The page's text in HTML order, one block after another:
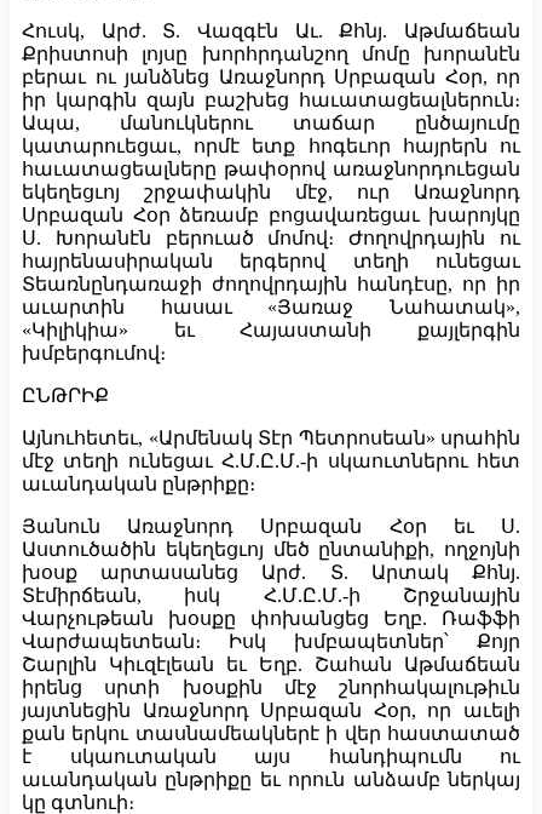
Հուսկ, Արժ. Տ. Վազգէն Աւ. Քհնյ. Աթմաճեան
Քրիստոսի լոյսը խորհրդանշող մոմը խորանէն
բերաւ ու յանձնեց Առաջնորդ Սրբազան Հօր, որ
իր կարգին զայն բաշխեց հաւատացեալներուն։
Ապա, մանուկներու տաճար ընծայումը
կատարուեցաւ, որմէ ետք հոգեւոր հայրերն ու
հաւատացեալները թափօրով առաջնորդուեցան
եկեղեցւոյ շրջափակին մէջ, ուր Առաջնորդ
Սրբազան Հօր ձեռամբ բոցավառեցաւ խարոյկը
Ս. Խորանէն բերուած մոմով։ Ժողովրդային ու
հայրենասիրական երգերով տեղի ունեցաւ
Տեառնընդառաջի ժողովրդային հանդէսը, որ իր
աւարտին հասաւ «Յառաջ Նահատակ»,
«Կիլիկիա» եւ Հայաստանի քայլերգին
խմբերգումով։
ԸՆԹՐԻՔ
Այնուհետեւ, «Արմենակ Տէր Պետրոսեան» սրահին
մէջ տեղի ունեցաւ Հ.Մ.Ը.Մ.-ի սկաուտներու հետ
աւանդական ընթրիքը։
Յանուն Առաջնորդ Սրբազան Հօր եւ Ս.
Աստուծածին եկեղեցւոյ մեծ ընտանիքի, ողջոյնի
խօսք արտասանեց Արժ. Տ. Արտակ Քհնյ.
Տէմիրճեան, իսկ Հ.Մ.Ը.Մ.-ի Շրջանային
Վարչութեան խօսքը փոխանցեց Եղբ. Ռաֆֆի
Վարժապետեան։ Իսկ խմբապետներ՝ Քոյր
Շարլին Կիւզէլեան եւ Եղբ. Շահան Աթմաճեան
իրենց սրտի խօսքին մէջ շնորհակալութիւն
յայտնեցին Առաջնորդ Սրբազան Հօր, որ աւելի
քան երկու տասնամեակներէ ի վեր հաստատած
է սկաուտական այս հանդիպումն ու
աւանդական ընթրիքը եւ որուն անձամբ ներկայ
կը գտնուի։